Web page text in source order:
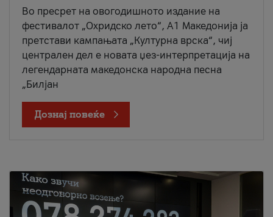
Во пресрет на овогодишното издание на
фестивалот „Охридско лето“, А1 Македонија ја
претстави кампањата „Културна врска“, чиј
централен дел е новата џез-интерпретација на
легендарната македонска народна песна
„Билјан
Дознај повеќе